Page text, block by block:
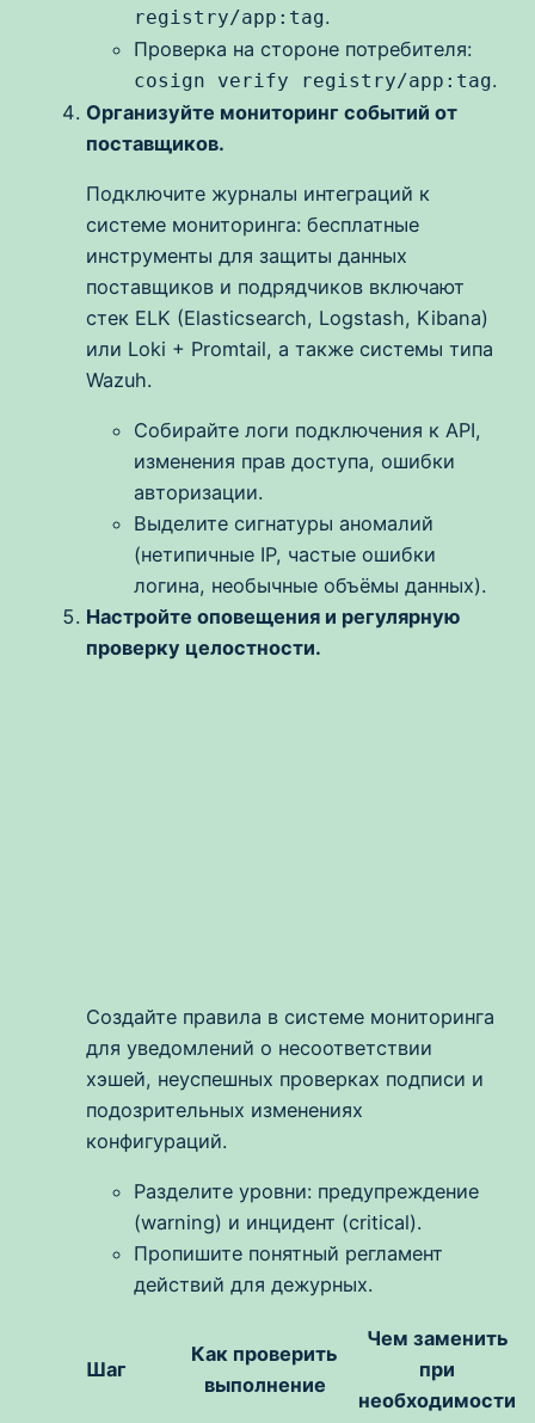
registry/app:tag.
Проверка на стороне потребителя:
cosign verify registry/app:tag.
Организуйте мониторинг событий от
поставщиков.
Подключите журналы интеграций к
системе мониторинга: бесплатные
инструменты для защиты данных
поставщиков и подрядчиков включают
стек ELK (Elasticsearch, Logstash, Kibana)
или Loki + Promtail, а также системы типа
Wazuh.
Собирайте логи подключения к API,
изменения прав доступа, ошибки
авторизации.
Выделите сигнатуры аномалий
(нетипичные IP, частые ошибки
логина, необычные объёмы данных).
Настройте оповещения и регулярную
проверку целостности.
Создайте правила в системе мониторинга
для уведомлений о несоответствии
хэшей, неуспешных проверках подписи и
подозрительных изменениях
конфигураций.
Разделите уровни: предупреждение
(warning) и инцидент (critical).
Пропишите понятный регламент
действий для дежурных.
Шаг
Как проверить
выполнение
Чем заменить
при
необходимости